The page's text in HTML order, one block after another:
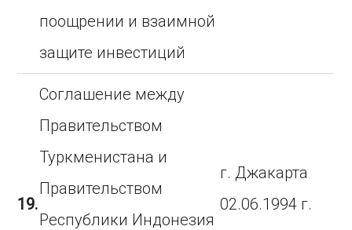
поощрении и взаимной
защите инвестиций
19.
Соглашение между
Правительством
Туркменистана и
Правительством
Республики Индонезия
г. Джакарта
02.06.1994 г.